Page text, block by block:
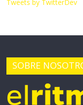
Tweets by TwitterDev
SOBRE